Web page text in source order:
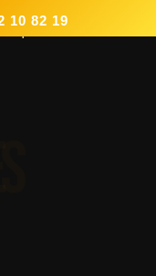
les bons liens
10 82 19